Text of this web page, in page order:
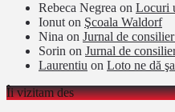
Rebeca Negrea on Locuri
Ionut on Şcoala Waldorf
Nina on Jurnal de
Sorin on Jurnal de
Laurentiu on Loto ne dă
Îi vizitam des